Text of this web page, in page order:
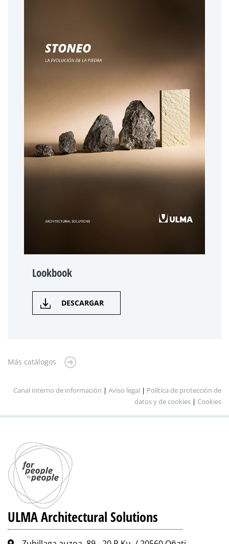
Lookbook
DESCARGAR
Más catálogos
Canal interno de información | Aviso legal | Política de protección de
datos y de cookies | Cookies
ULMA Architectural Solutions